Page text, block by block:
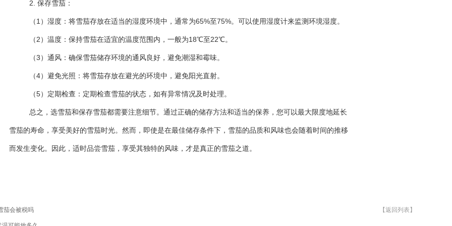
2. 保存雪茄：
（1）湿度：将雪茄存放在适当的湿度环境中，通常为65%至75%。可以使用湿度计来监测环境湿度。
（2）温度：保持雪茄在适宜的温度范围内，一般为18℃至22℃。
（3）通风：确保雪茄储存环境的通风良好，避免潮湿和霉味。
（4）避免光照：将雪茄存放在避光的环境中，避免阳光直射。
（5）定期检查：定期检查雪茄的状态，如有异常情况及时处理。
总之，选雪茄和保存雪茄都需要注意细节。通过正确的储存方法和适当的保养，您可以最大限度地延长
雪茄的寿命，享受美好的雪茄时光。然而，即使是在最佳储存条件下，雪茄的品质和风味也会随着时间的推移
而发生变化。因此，适时品尝雪茄，享受其独特的风味，才是真正的雪茄之道。
茄会被税吗 【返回列表】